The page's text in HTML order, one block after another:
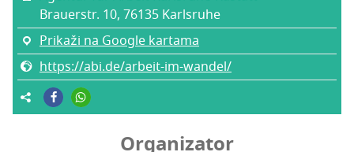
Bra­uer­str. 10, 76135 Kar­l­sru­he
Prikaži na Google kartama
https://abi.de/arbeit-im-wandel/
Organizator